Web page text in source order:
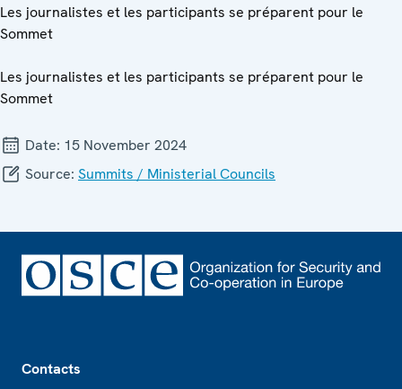
Les journalistes et les participants se préparent pour le
Sommet
Les journalistes et les participants se préparent pour le
Sommet
Date: 15 November 2024
Source: Summits / Ministerial Councils
Contacts